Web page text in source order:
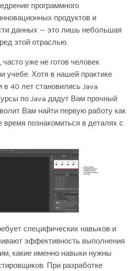
программного
продуктов и
данных — это лишь небольшая
этой отраслью.
уже не готов человек
учебе. Хотя в нашей практике
40 лет становились Java
по Java дадут Вам прочный
Вам найти первую работу как
познакомиться в деталях с
специфических навыков и
эффективность выполнения
какие именно навыки нужны
При разработке